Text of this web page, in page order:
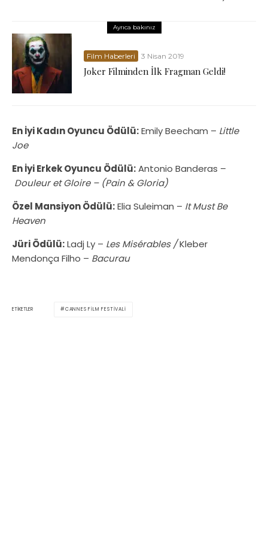
Ayrıca bakınız
Film Haberleri 3 Nisan 2019
Joker Filminden İlk Fragman Geldi!
En İyi Kadın Oyuncu Ödülü:Emily Beecham – Little
Joe
En İyi Erkek Oyuncu Ödülü:Antonio Banderas –
Douleur et Gloire – (Pain & Gloria)
Özel Mansiyon Ödülü:Elia Suleiman – It Must Be
Heaven
Jüri Ödülü:Ladj Ly – Les Misérables /Kleber
Mendonça Filho – Bacurau
ETIKETLER CANNES FILM FESTIVALI